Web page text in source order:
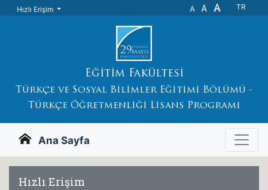
Hızlı Erişim A A A TR
Eğitim Fakültesi
Türkçe ve Sosyal Bilimler Eğitimi Bölümü -
Türkçe Öğretmenliği Lisans Programı
Ana Sayfa
Hızlı Erişim